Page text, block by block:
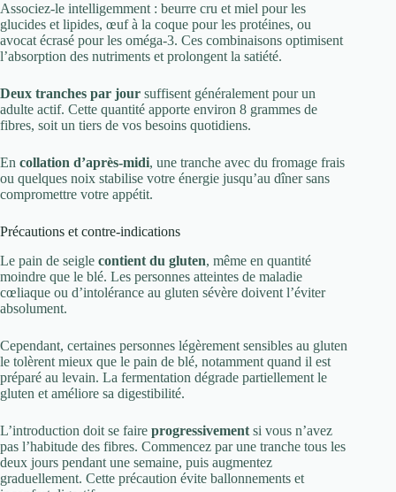
Associez-le intelligemment : beurre cru et miel pour les
glucides et lipides, œuf à la coque pour les protéines, ou
avocat écrasé pour les oméga-3. Ces combinaisons optimisent
l’absorption des nutriments et prolongent la satiété.
Deux tranches par jour suffisent généralement pour un
adulte actif. Cette quantité apporte environ 8 grammes de
fibres, soit un tiers de vos besoins quotidiens.
En collation d’après-midi, une tranche avec du fromage frais
ou quelques noix stabilise votre énergie jusqu’au dîner sans
compromettre votre appétit.
Précautions et contre-indications
Le pain de seigle contient du gluten, même en quantité
moindre que le blé. Les personnes atteintes de maladie
cœliaque ou d’intolérance au gluten sévère doivent l’éviter
absolument.
Cependant, certaines personnes légèrement sensibles au gluten
le tolèrent mieux que le pain de blé, notamment quand il est
préparé au levain. La fermentation dégrade partiellement le
gluten et améliore sa digestibilité.
L’introduction doit se faire progressivement si vous n’avez
pas l’habitude des fibres. Commencez par une tranche tous les
deux jours pendant une semaine, puis augmentez
graduellement. Cette précaution évite ballonnements et